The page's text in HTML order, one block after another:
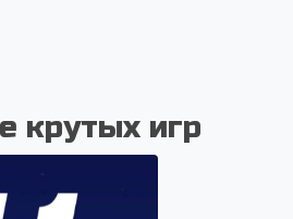
крутых игр